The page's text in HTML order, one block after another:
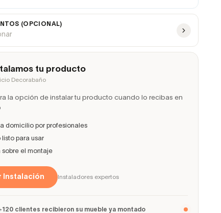
(OPCIONAL)
tu producto
Decorabaño
la opción de instalar tu producto cuando lo recibas en
domicilio por profesionales
para usar
sobre el montaje
Instalación Instaladores expertos
clientes recibieron su mueble ya montado